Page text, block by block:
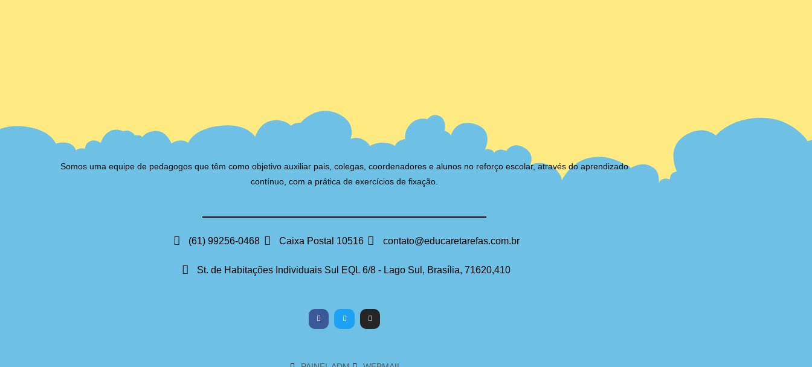
Somos uma equipe de pedagogos que têm como objetivo auxiliar pais, colegas, coordenadores e alunos no reforço escolar, através do aprendizado
contínuo, com a prática de exercícios de fixação.
(61) 99256-0468 Caixa Postal 10516 contato@educaretarefas.com.br
St. de Habitações Individuais Sul EQL 6/8 - Lago Sul, Brasília, 71620,410